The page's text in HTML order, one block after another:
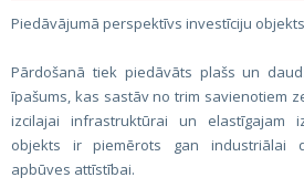
Piedāvājumā perspektīvs investīciju
Pārdošanā tiek piedāvāts plašs un
īpašums, kas sastāv no trim savienotiem
izcilajai infrastruktūrai un elastīgajam
objekts ir piemērots gan industriālai
apbūves attīstībai.